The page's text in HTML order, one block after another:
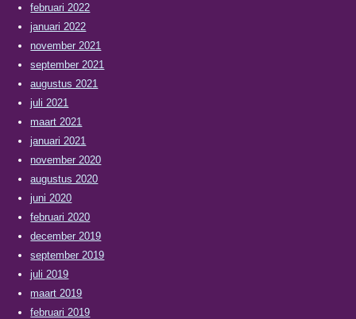
februari 2022
januari 2022
november 2021
september 2021
augustus 2021
juli 2021
maart 2021
januari 2021
november 2020
augustus 2020
juni 2020
februari 2020
december 2019
september 2019
juli 2019
maart 2019
februari 2019